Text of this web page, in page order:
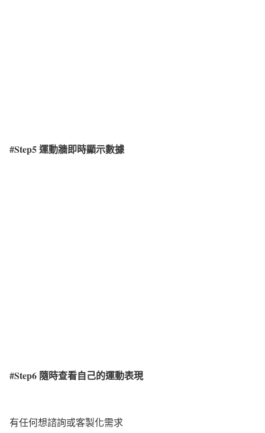
#Step5運動牆即時顯示數據
#Step6 隨時查看自己的運動表現
有任何想諮詢或客製化需求